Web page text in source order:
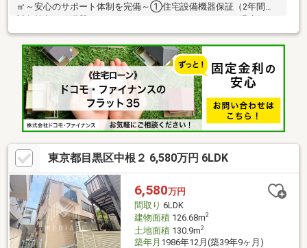
㎡～安心のサポート体制を完備～①住宅設備機器保証（2年間）
座・エアコン故障等、トラブルが発生した際に無償修理サービス
を提供②緊急駆け付けサービス（24時間365日）鍵（紛失故
障）・ガラス・水回りのトラブルに専門スタッフが駆けつけます
③コールセンター（24時間365日）故障や操作方法でお困りの際
にご利用ください※弊社からご購入された場合のみ適用※保証内容
の制限・保証限度額の設定あり
東京都目黒区中根２ 6,580万円 6LDK
6,580万円
間取り 6LDK
建物面積126.68m2
土地面積130.9m2
築年月 1986年12月(築39年9ヶ月)